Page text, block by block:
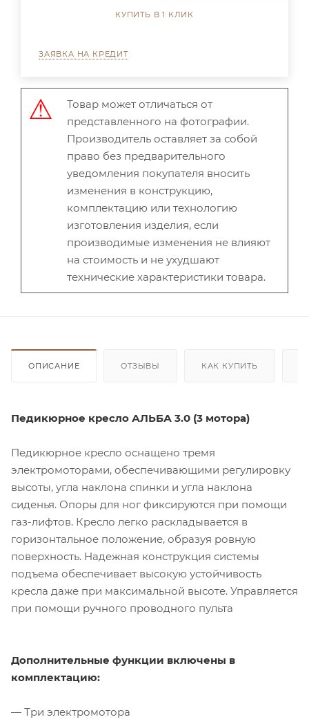
КУПИТЬ В 1 КЛИК
ЗАЯВКА НА КРЕДИТ
Товар может отличаться от
представленного на фотографии.
Производитель оставляет за собой
право без предварительного
уведомления покупателя вносить
изменения в конструкцию,
комплектацию или технологию
изготовления изделия, если
производимые изменения не влияют
на стоимость и не ухудшают
технические характеристики товара.
ОПИСАНИЕ ОТЗЫВЫ КАК КУПИТЬ
Педикюрное кресло АЛЬБА 3.0 (3 мотора)
Педикюрное кресло оснащено тремя
электромоторами, обеспечивающими регулировку
высоты, угла наклона спинки и угла наклона
сиденья. Опоры для ног фиксируются при помощи
газ-лифтов. Кресло легко раскладывается в
горизонтальное положение, образуя ровную
поверхность. Надежная конструкция системы
подъема обеспечивает высокую устойчивость
кресла даже при максимальной высоте. Управляется
при помощи ручного проводного пульта
Дополнительные функции включены в
комплектацию:
— Три электромотора